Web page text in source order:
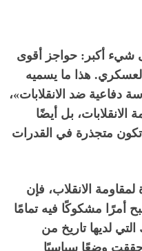
شيء أكبر : حواجز أقوى
العسكري. هذا ما يسميه
دفاعية ضد الانقلابات»،
بل أيضًا
تكون متجذرة في القدرات
لمقاومة الانقلاب، فإن
أمرًا مشكوكًا فيه تمامًا
لديها تاريخ من
حققت وضعًا سياسيًا